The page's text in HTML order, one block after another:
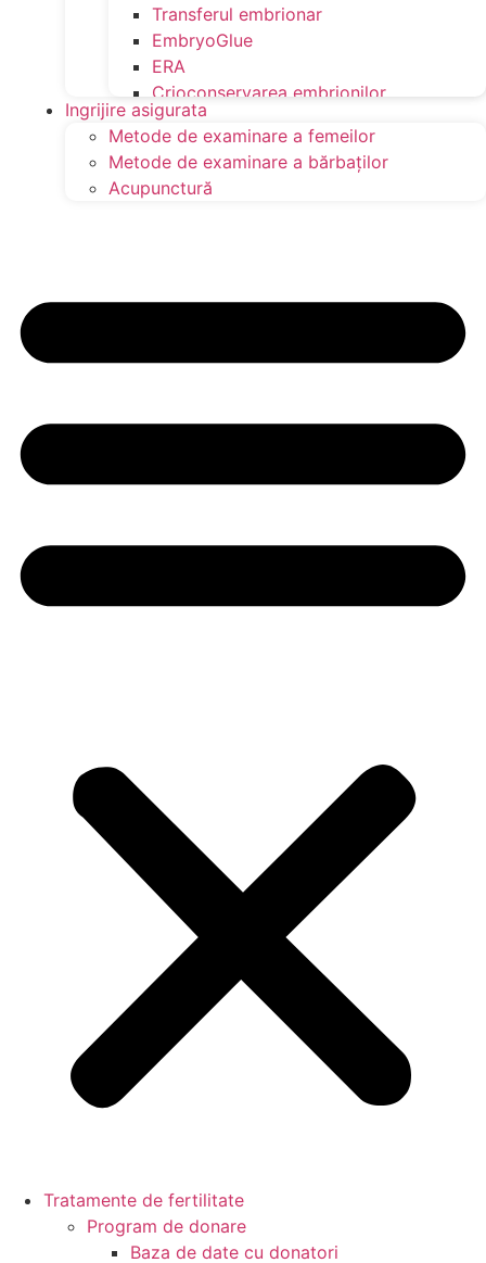
Transferul embrionar
EmbryoGlue
ERA
Crioconservarea embrionilor
Transferul embrionar
Testul Carrier
CD 138
Ingrijire asigurata
Metode de examinare a femeilor
Metode de examinare a bărbaților
Acupunctură
Tratamente de fertilitate
Program de donare
Baza de date cu donatori